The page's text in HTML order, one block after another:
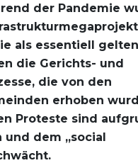
der Pandemie
als essentiell
die Gerichts- und
die von den
erhoben
Proteste sind
und dem „social